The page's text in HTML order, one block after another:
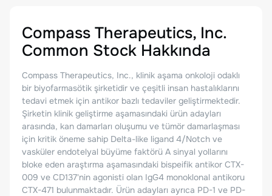
Compass Therapeutics, Inc.
Common Stock Hakkında
Compass Therapeutics, Inc., klinik aşama onkoloji odaklı
bir biyofarmasötik şirketidir ve çeşitli insan hastalıklarını
tedavi etmek için antikor bazlı tedaviler geliştirmektedir.
Şirketin klinik geliştirme aşamasındaki ürün adayları
arasında, kan damarları oluşumu ve tümör damarlaşması
için kritik öneme sahip Delta-like ligand 4/Notch ve
vasküler endotelyal büyüme faktörü A sinyal yollarını
bloke eden araştırma aşamasındaki bispeifik antikor CTX-
009 ve CD137'nin agonisti olan IgG4 monoklonal antikoru
CTX-471 bulunmaktadır. Ürün adayları ayrıca PD-1 ve PD-